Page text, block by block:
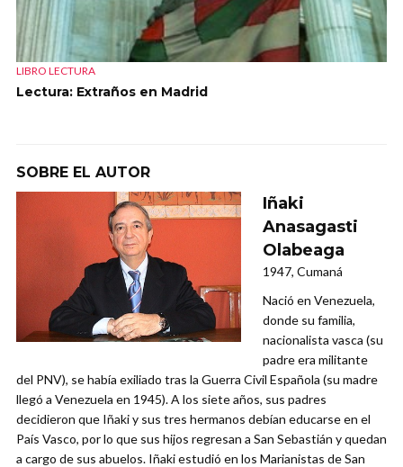
LIBRO LECTURA
Lectura: Extraños en Madrid
SOBRE EL AUTOR
Iñaki
Anasagasti
Olabeaga
1947, Cumaná
Nació en Venezuela,
donde su familia,
nacionalista vasca (su
padre era militante
del PNV), se había exiliado tras la Guerra Civil Española (su madre
llegó a Venezuela en 1945). A los siete años, sus padres
decidieron que Iñaki y sus tres hermanos debían educarse en el
País Vasco, por lo que sus hijos regresan a San Sebastián y quedan
a cargo de sus abuelos. Iñaki estudió en los Marianistas de San